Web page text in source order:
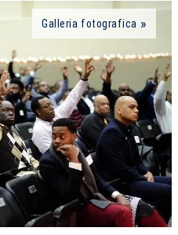
Galleria fotografica